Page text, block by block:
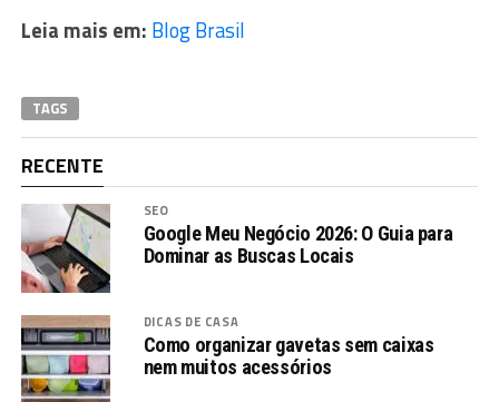
Leia mais em: Blog Brasil
TAGS
RECENTE
SEO
Google Meu Negócio 2026: O Guia para
Dominar as Buscas Locais
DICAS DE CASA
Como organizar gavetas sem caixas
nem muitos acessórios